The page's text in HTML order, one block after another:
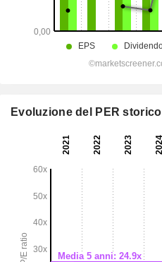
Evoluzione del PER storico